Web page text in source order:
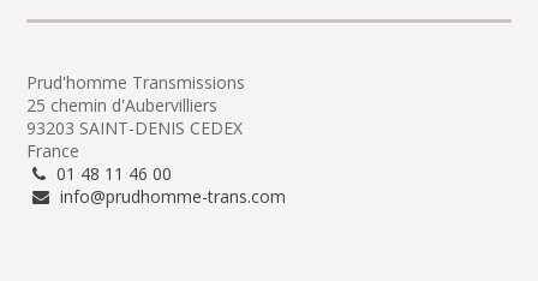
Prud'homme Transmissions
25 chemin d'Aubervilliers
93203 SAINT-DENIS CEDEX
France
01 48 11 46 00
info@prudhomme-trans.com